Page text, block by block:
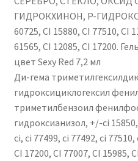
ГИДРОКХИНОН, P-
60725, CI 15880, CI 77510, CI
61565, CI 12085, CI 17200.
цвет Sexy Red 7,2 мл
Ди-гема
гидроксициклогексил
триметилбензоил
гидроксианизол, +/-ci
ci, ci 77499, ci 77492, ci
CI 17200, CI 77007, CI 15985,